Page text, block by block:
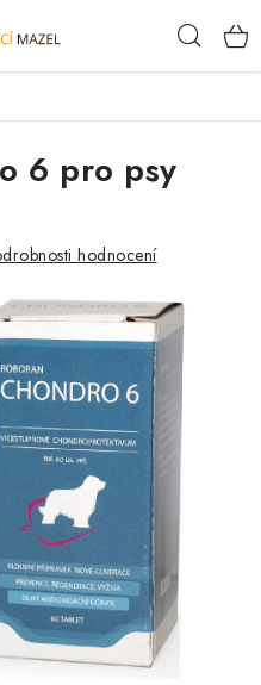
6 pro psy
hodnocení